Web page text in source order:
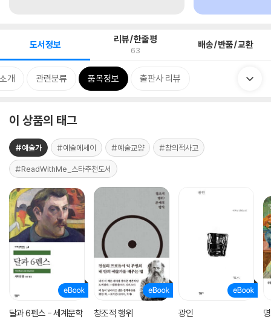
도서정보 리뷰/한줄평
63 배송/반품/교환
개 관련분류 품목정보 출판사 리뷰
이 상품의 태그
#예술가 #예술에세이 #예술교양 #창의적사고
#ReadWithMe_스타추천도서
달과 6펜스 - 세계문학
창조적 행위 광인